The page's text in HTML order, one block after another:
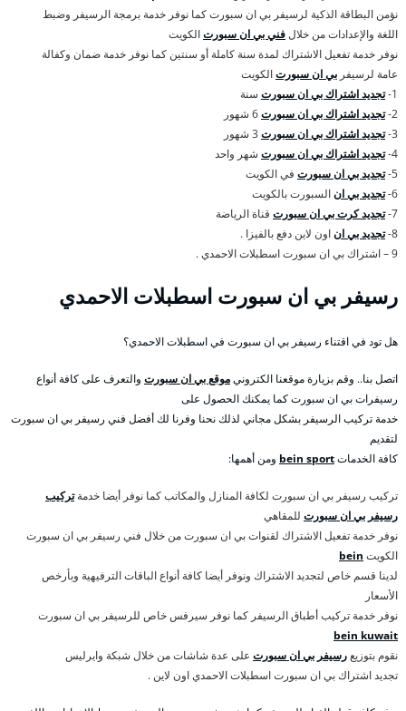
نؤمن البطاقة الذكية لرسيفر بي ان سبورت كما نوفر خدمة برمجة الرسيفر وضبط
اللغة والإعدادات من خلالفني بي ان سبورتالكويت
نوفر خدمة تفعيل الاشتراك لمدة سنة كاملة أو سنتين كما نوفر خدمة ضمان وكفالة
عامة لرسيفر بي ان سبورتالكويت
1- تجديد اشتراك بي ان سبورت سنة
2- تجديد اشتراك بي ان سبورت
3- تجديد اشتراك بي ان سبورت
4- تجديد اشتراك بي ان سبورت شهر واحد
5- تجديد بي ان سبورت في الكويت
6- تجديد بي انالسبورت بالكويت
7- تجديد كرت بي ان سبورت قناة الرياضة
8- تجديد بي اناون لاين دفع بالفيزا .
9 – اشتراك بي ان سبورت اسطبلات الاحمدي .
رسيفر بي ان سبورت اسطبلات الاحمدي
هل تود في اقتناء رسيفر بي ان سبورت في اسطبلات الاحمدي؟
اتصل بنا.. وقم بزيارة موقعنا الكترونيموقع بي ان سبورت والتعرف على كافة أنواع
رسيفرات بي ان سبورت كما يمكنك الحصول على
خدمة تركيب الرسيفر بشكل مجاني لذلك نحنا وفرنا لك أفضل فني رسيفر بي ان سبورت
لتقديم
كافة الخدماتbein sport ومن أهمها:
تركيب رسيفر بي ان سبورت لكافة المنازل والمكاتب كما نوفر أيضا خدمةتركيب
رسيفر بي ان سبورت للمقاهي
نوفر خدمة تفعيل الاشتراك لقنوات بي ان سبورت من خلال فني رسيفر بي ان سبورت
الكويت bein
لدينا قسم خاص لتجديد الاشتراك ونوفر أيضا كافة أنواع الباقات الترفيهية وبأرخص
الأسعار
نوفر خدمة تركيب أطباق الرسيفر كما نوفر سيرفس خاص للرسيفر بي ان سبورت
bein kuwait
نقوم بتوزيعرسيفر بي ان سبورت على عدة شاشات من خلال شبكة وايرليس
تجديد اشتراك بي ان سبورت اسطبلات الاحمدي اون لاين .